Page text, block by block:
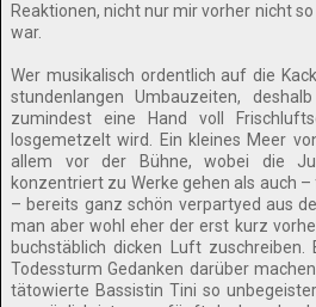
Reaktionen, nicht nur mir vorher nicht
war.
Wer musikalisch ordentlich auf die
stundenlangen Umbauzeiten,
zumindest eine Hand voll
losgemetzelt wird. Ein kleines Meer
allem vor der Bühne, wobei die
konzentriert zu Werke gehen als auch
– bereits ganz schön verpartyed aus
man aber wohl eher der erst kurz
buchstäblich dicken Luft
Todessturm Gedanken darüber
tätowierte Bassistin Tini so